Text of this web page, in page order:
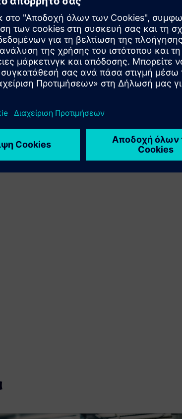
υποστηρίζει αποφάσεις σχετικά με την
των εργοστασίων. Βοηθά τους κατασκευαστές
ακριβώς ποιοι πόροι απαιτούνται. Ο
ή άπειρης χωρητικότητας και οι
μήνες ή συνδυασμός και των τριών.
διαθεσιμότητα πόρων και πρόσθετους
μοντέλου του περιβάλλοντος κατασκευής. Ο
έξυπνους ενσωματωμένους κανόνες. Το
ιεράρχηση παραγγελιών, διαχωρισμό
παραγγελιών.
ενός περιβάλλοντος παραγωγής, όπως: